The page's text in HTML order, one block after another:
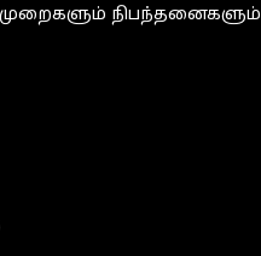
நிபந்தனைகளும்